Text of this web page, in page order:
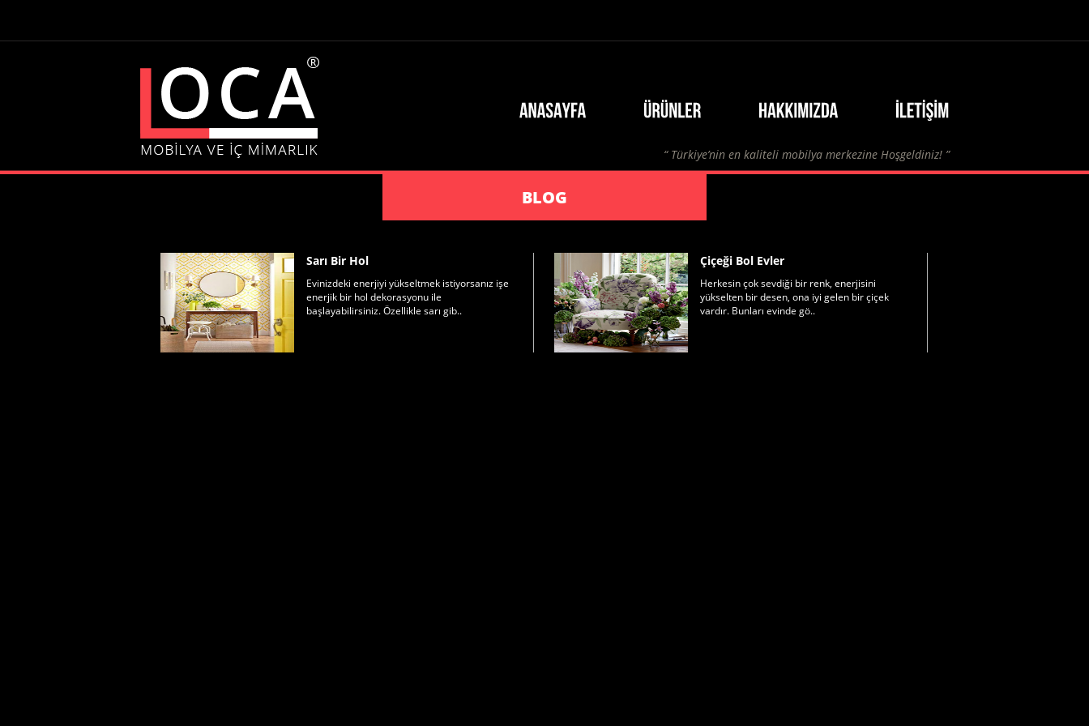
“ Türkiye’nin en kaliteli mobilya merkezine Hoşgeldiniz! ”
BLOG
Sarı Bir Hol
Evinizdeki enerjiyi yükseltmek istiyorsanız işe
enerjik bir hol dekorasyonu ile
başlayabilirsiniz. Özellikle sarı gib..
Çiçeği Bol Evler
Herkesin çok sevdiği bir renk, enerjisini
yükselten bir desen, ona iyi gelen bir çi­çek
vardır. Bunları evinde gö..